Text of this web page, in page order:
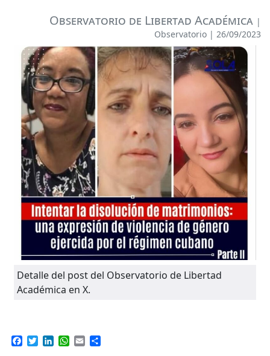
Observatorio de Libertad Académica |
Observatorio | 26/09/2023
Detalle del post del Observatorio de Libertad
Académica en X.
Facebook
TwitterLinkedIn
WhatsApp
Email